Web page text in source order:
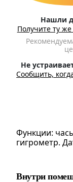
Нашли
Получите ту
Не
Сообщить,
Функции:
гигрометр.
Внутри